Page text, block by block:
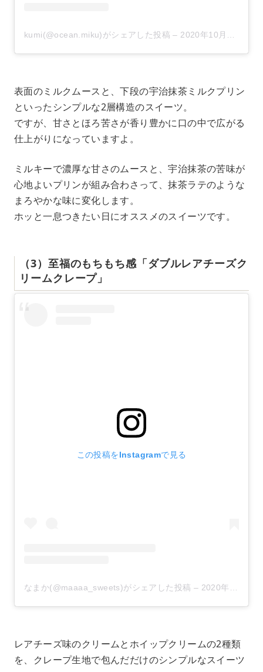
kumi(@ocean.miku)がシェアした投稿 – 2020年10月月28日午後9時34分PDT
表面のミルクムースと、下段の宇治抹茶ミルクプリン
といったシンプルな2層構造のスイーツ。
ですが、甘さとほろ苦さが香り豊かに口の中で広がる
仕上がりになっていますよ。
ミルキーで濃厚な甘さのムースと、宇治抹茶の苦味が
心地よいプリンが組み合わさって、抹茶ラテのような
まろやかな味に変化します。
ホッと一息つきたい日にオススメのスイーツです。
（3）至福のもちもち感「ダブルレアチーズク
リームクレープ」
この投稿をInstagramで見る
なまか(@maaaa_sweets)がシェアした投稿 – 2020年10月月31日午前2時22分PDT
レアチーズ味のクリームとホイップクリームの2種類
を、クレープ生地で包んだだけのシンプルなスイーツ